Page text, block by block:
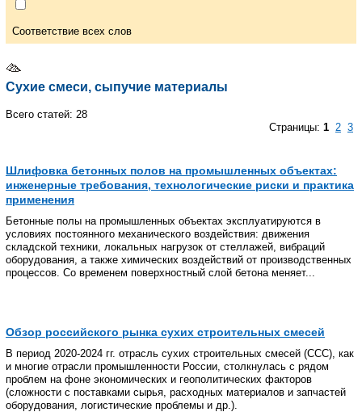
Соответствие всех слов
Сухие смеси, сыпучие материалы
Всего статей: 28
Страницы: 1 2 3
Шлифовка бетонных полов на промышленных объектах:
инженерные требования, технологические риски и практика
применения
Бетонные полы на промышленных объектах эксплуатируются в
условиях постоянного механического воздействия: движения
складской техники, локальных нагрузок от стеллажей, вибраций
оборудования, а также химических воздействий от производственных
процессов. Со временем поверхностный слой бетона меняет...
Обзор российского рынка сухих строительных смесей
В период 2020-2024 гг. отрасль сухих строительных смесей (ССС), как
и многие отрасли промышленности России, столкнулась с рядом
проблем на фоне экономических и геополитических факторов
(сложности с поставками сырья, расходных материалов и запчастей
оборудования, логистические проблемы и др.).